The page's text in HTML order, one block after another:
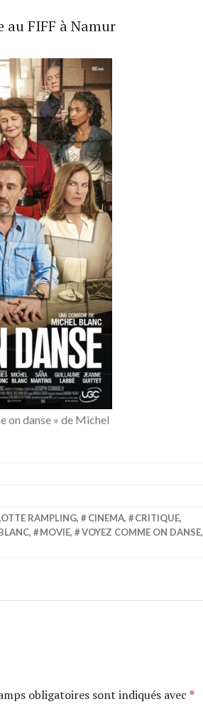
au FIFF à Namur
on danse » de Michel
RAMPLING, CINEMA, CRITIQUE,
, MOVIE, VOYEZ COMME ON DANSE,
obligatoires sont indiqués avec *